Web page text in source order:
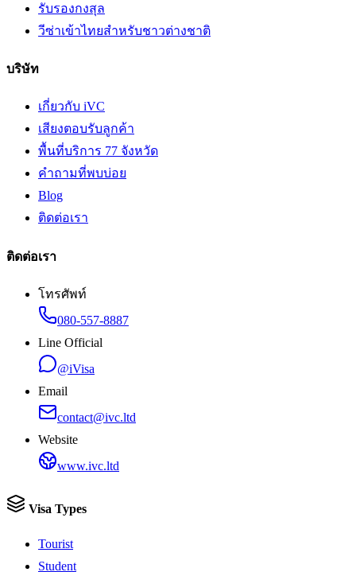
รับรองกงสุล
วีซ่าเข้าไทยสำหรับชาวต่างชาติ
บริษัท
เกี่ยวกับ iVC
เสียงตอบรับลูกค้า
พื้นที่บริการ 77 จังหวัด
คำถามที่พบบ่อย
Blog
ติดต่อเรา
ติดต่อเรา
โทรศัพท์
080-557-8887
Line Official
@iVisa
Email
contact@ivc.ltd
Website
www.ivc.ltd
Visa Types
Tourist
Student